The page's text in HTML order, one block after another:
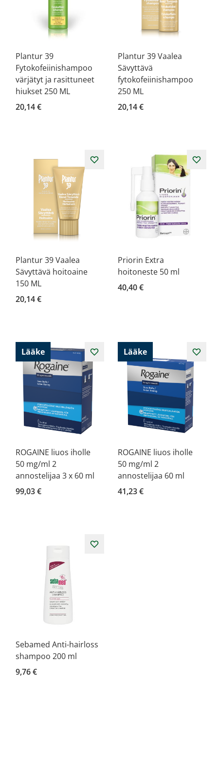
Plantur 39
Fytokofeiinishampoo
värjätyt ja rasittuneet
hiukset 250 ML
20,14 €
Plantur 39 Vaalea
Sävyttävä
fytokofeiinishampoo
250 ML
20,14 €
Plantur 39 Vaalea
Sävyttävä hoitoaine
150 ML
20,14 €
Priorin Extra
hoitoneste 50 ml
40,40 €
Lääke
ROGAINE liuos iholle
50 mg/ml 2
annostelijaa 3 x 60 ml
99,03 €
Lääke
ROGAINE liuos iholle
50 mg/ml 2
annostelijaa 60 ml
41,23 €
Sebamed Anti-hairloss
shampoo 200 ml
9,76 €